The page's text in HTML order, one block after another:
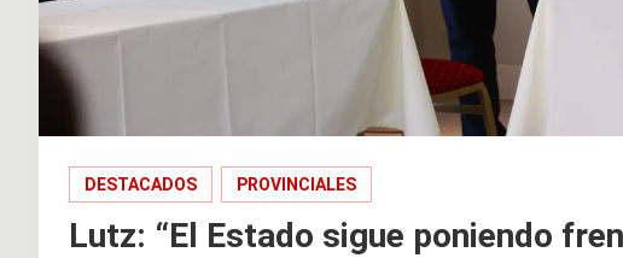
DESTACADOS PROVINCIALES
Lutz: “El Estado sigue poniendo